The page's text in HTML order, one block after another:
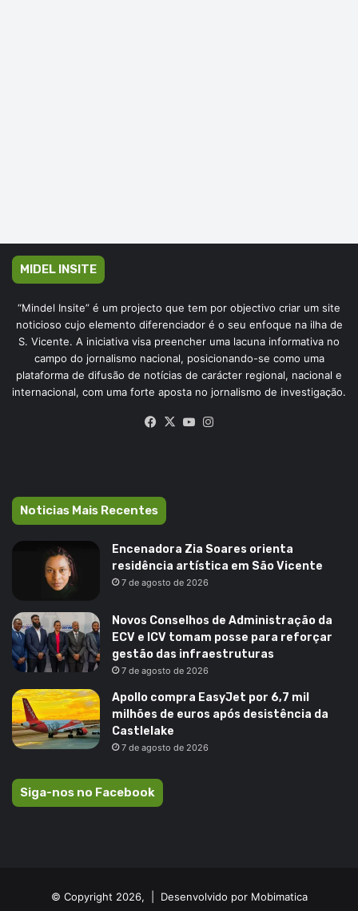
MIDEL INSITE
“Mindel Insite” é um projecto que tem por objectivo criar um site
noticioso cujo elemento diferenciador é o seu enfoque na ilha de
S. Vicente. A iniciativa visa preencher uma lacuna informativa no
campo do jornalismo nacional, posicionando-se como uma
plataforma de difusão de notícias de carácter regional, nacional e
internacional, com uma forte aposta no jornalismo de investigação.
Facebook
X YouTube
Noticias Mais Recentes
Encenadora Zia Soares orienta
residência artística em São Vicente
7 de agosto de 2026
Novos Conselhos de Administração da
ECV e ICV tomam posse para reforçar
gestão das infraestruturas
7 de agosto de 2026
Apollo compra EasyJet por 6,7 mil
milhões de euros após desistência da
Castlelake
7 de agosto de 2026
Siga-nos no Facebook
© Copyright 2026, | Desenvolvido por Mobimatica